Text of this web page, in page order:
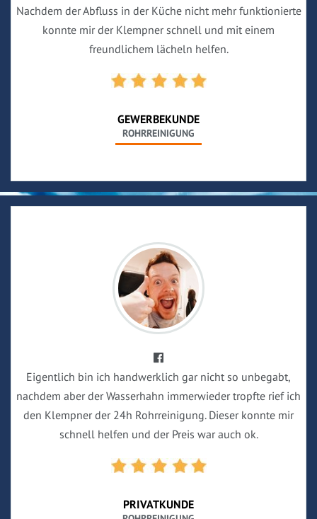
Nachdem der Abfluss in der Küche nicht mehr funktionierte
konnte mir der Klempner schnell und mit einem
freundlichem lächeln helfen.
GEWERBEKUNDE
ROHRREINIGUNG
Eigentlich bin ich handwerklich gar nicht so unbegabt,
nachdem aber der Wasserhahn immerwieder tropfte rief ich
den Klempner der 24h Rohrreinigung. Dieser konnte mir
schnell helfen und der Preis war auch ok.
PRIVATKUNDE